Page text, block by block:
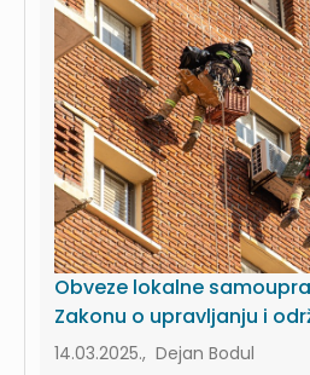
Obveze lokalne
Zakonu o upravljanju i
14.03.2025., Dejan Bodul